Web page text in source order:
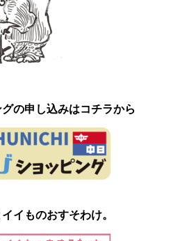
の申し込みはコチラから
イものおすそわけ。